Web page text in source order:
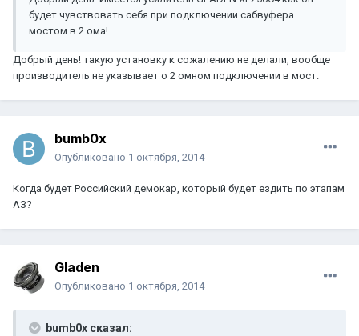
будет чувствовать себя при подключении сабвуфера
мостом в 2 ома!
Добрый день! такую установку к сожалению не делали, вообще
производитель не указывает о 2 омном подключении в мост.
bumb0x
Опубликовано 1 октября, 2014
Когда будет Российский демокар, который будет ездить по этапам
АЗ?
Gladen
Опубликовано 1 октября, 2014
bumb0x сказал: